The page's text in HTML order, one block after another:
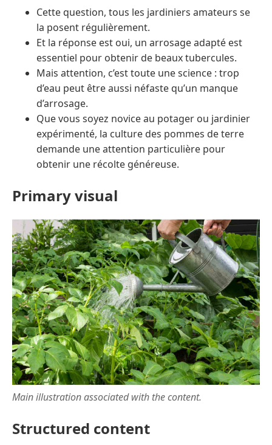
Cette question, tous les jardiniers amateurs se
la posent régulièrement.
Et la réponse est oui, un arrosage adapté est
essentiel pour obtenir de beaux tubercules.
Mais attention, c’est toute une science : trop
d’eau peut être aussi néfaste qu’un manque
d’arrosage.
Que vous soyez novice au potager ou jardinier
expérimenté, la culture des pommes de terre
demande une attention particulière pour
obtenir une récolte généreuse.
Primary visual
Main illustration associated with the content.
Structured content